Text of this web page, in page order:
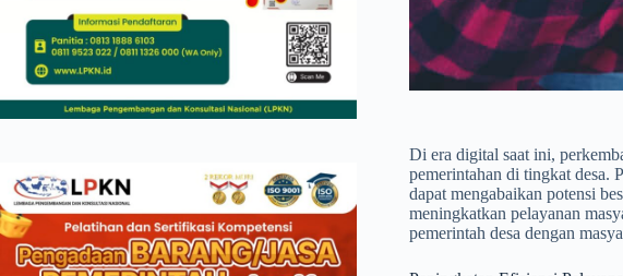
Di era digital saat ini,
pemerintahan di tingkat desa.
dapat mengabaikan potensi
meningkatkan pelayanan
pemerintah desa dengan